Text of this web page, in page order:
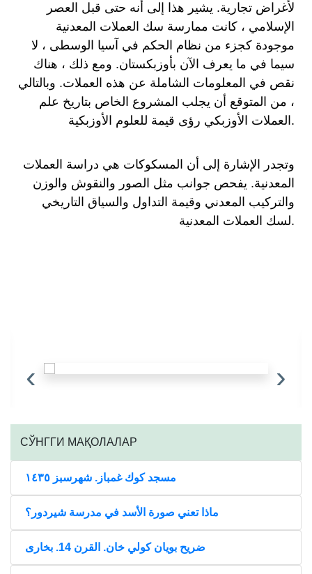
لأغراض تجارية. يشير هذا إلى أنه حتى قبل العصر
الإسلامي ، كانت ممارسة سك العملات المعدنية
موجودة كجزء من نظام الحكم في آسيا الوسطى ، لا
سيما في ما يعرف الآن بأوزبكستان. ومع ذلك ، هناك
نقص في المعلومات الشاملة عن هذه العملات. وبالتالي
، من المتوقع أن يجلب المشروع الخاص بتاريخ علم
العملات الأوزبكي رؤى قيمة للعلوم الأوزبكية.
وتجدر الإشارة إلى أن المسكوكات هي دراسة العملات
المعدنية. يفحص جوانب مثل الصور والنقوش والوزن
والتركيب المعدني وقيمة التداول والسياق التاريخي
لسك العملات المعدنية.
‹ ›
CЎНГГИ МАҚОЛАЛАР
مسجد كوك غمباز. شهرسبز ١٤٣٥
ماذا تعني صورة الأسد في مدرسة شيردور؟
ضريح بويان كولي خان. القرن 14. بخارى